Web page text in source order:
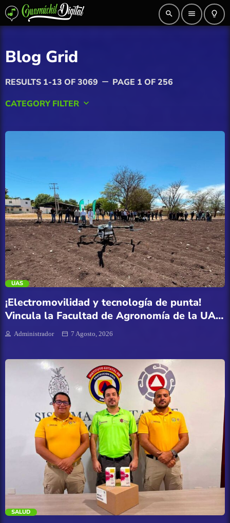
search menu lightbulb_outline
Blog Grid
RESULTS 1-13 OF 3069 remove PAGE 1 OF 256
CATEGORY FILTER keyboard_arrow_down
Angostura
Badiraguato
Carnavales
Clima
Congreso del Estado de Sinaloa
Economía
Educación
Entretenimiento
Finanzas
trending_flat
UAS
¡Electromovilidad y tecnología de punta!
Vincula la Facultad de Agronomía de la UAS
a estudiantes con la vanguardia tecnológica
Administrador 7 Agosto, 2026
trending_flat
SALUD